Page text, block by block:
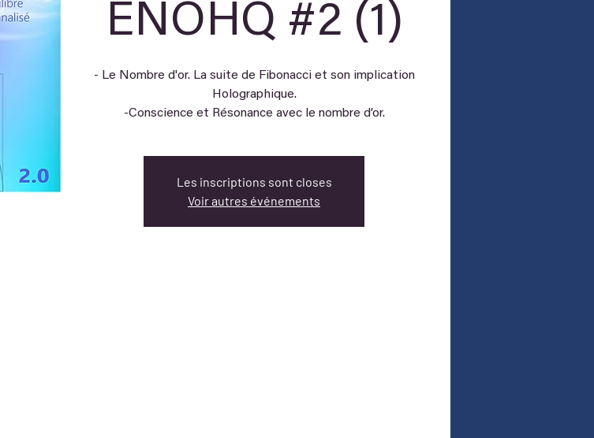
ENOHQ #2 (1)
- Le Nombre d'or. La suite de Fibonacci et son implication
Holographique.
-Conscience et Résonance avec le nombre d’or.
Les inscriptions sont closes
Voir autres événements